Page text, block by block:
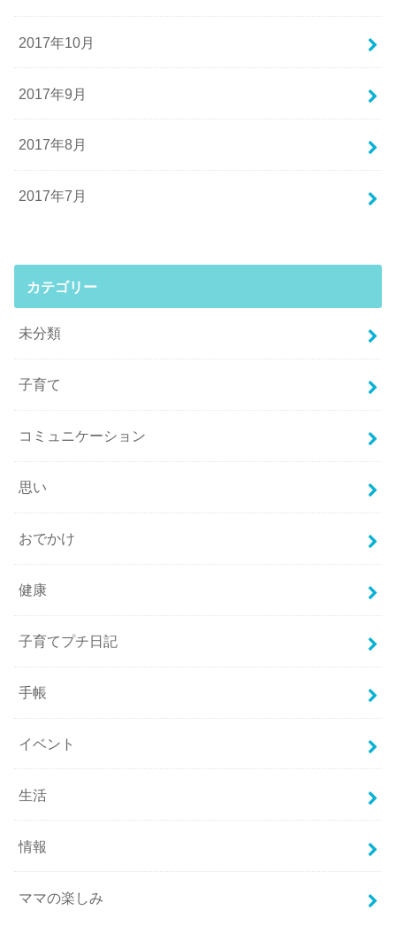
2017年10月
2017年9月
2017年8月
2017年7月
カテゴリー
未分類
子育て
コミュニケーション
思い
おでかけ
健康
子育てプチ日記
手帳
イベント
生活
情報
ママの楽しみ